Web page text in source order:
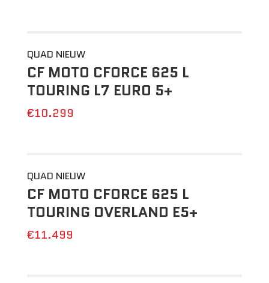
QUAD NIEUW
CF MOTO CFORCE 625 L
TOURING L7 EURO 5+
€10.299
QUAD NIEUW
CF MOTO CFORCE 625 L
TOURING OVERLAND E5+
€11.499